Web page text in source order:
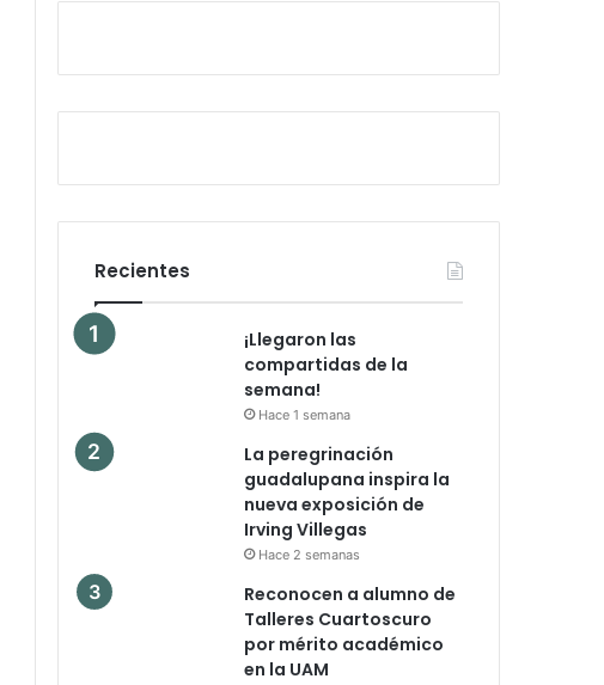
Recientes
¡Llegaron las
compartidas de la
semana!
Hace 1 semana
La peregrinación
guadalupana inspira la
nueva exposición de
Irving Villegas
Hace 2 semanas
Reconocen a alumno de
Talleres Cuartoscuro
por mérito académico
en la UAM